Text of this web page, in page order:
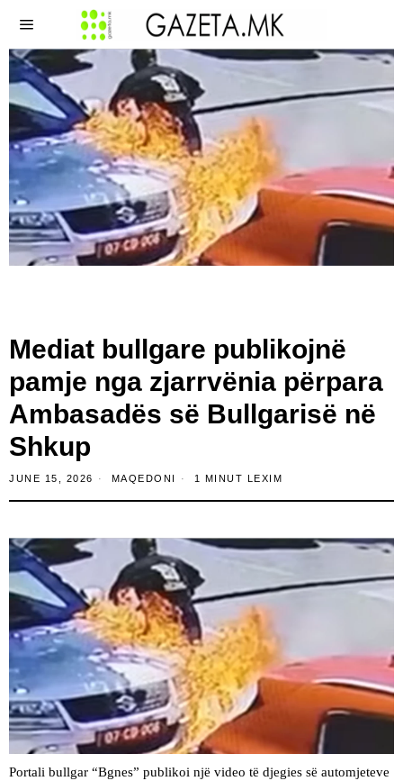
Mediat bullgare publikojnë
pamje nga zjarrvënia përpara
Ambasadës së Bullgarisë në
Shkup
JUNE 15, 2026 MAQEDONI 1 MINUT LEXIM
Portali bullgar “Bgnes” publikoi një video të djegies së automjeteve